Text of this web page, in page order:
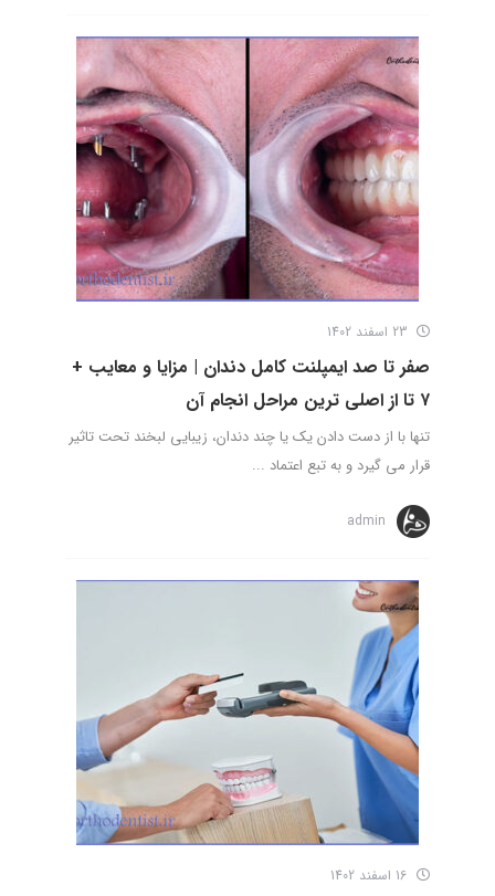
صفر تا صد ایمپلنت کامل دندان | مزایا و معایب +
۷ تا از اصلی ترین مراحل انجام آن
تنها با از دست دادن یک یا چند دندان، زیبایی لبخند تحت تاثیر
قرار می گیرد و به تبع اعتماد ...
admin